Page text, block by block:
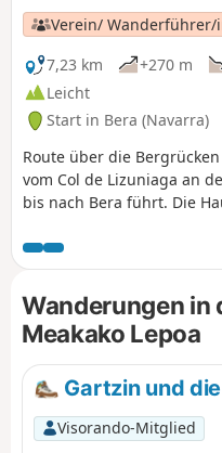
Verein/ Wanderführer/
7,23 km
+270 m
Leicht
Start in Bera (Navarra)
Route über die
vom Col de Lizuniaga an
bis nach Bera führt. Die
Wanderungen in
Meakako Lepoa
Gartzin und
Visorando-Mitglied